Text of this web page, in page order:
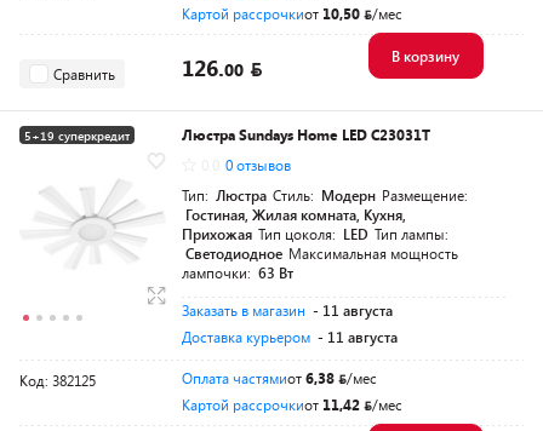
Картой рассрочкиот 10,50 /мес
Сравнить 126.00
В корзину
5+19 суперкредит
Люстра Sundays Home LED C23031T
0 отзывов
Тип: Люстра Стиль: Модерн Размещение:
Гостиная, Жилая комната, Кухня,
Прихожая Тип цоколя: LED Тип лампы:
Светодиодное Максимальная мощность
лампочки: 63 Вт
Заказать в магазин - 11 августа
Доставка курьером - 11 августа
Код: 382125 Оплата частямиот6,38
/мес
Картой рассрочкиот 11,42 /мес